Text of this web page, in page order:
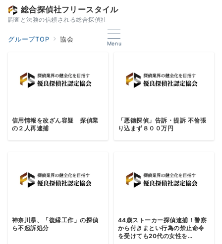
総合探偵社フリースタイル
調査と法務の信頼される総合探偵社
Menu
グループTOP 協会
信用情報を改ざん容疑 探偵業
の２人再逮捕
「悪徳探偵」告訴・提訴 不倫張
り込まず８００万円
神奈川県、「復縁工作」の探偵
ら不起訴処分
44歳ストーカー探偵逮捕！警察
から付きまとい行為の禁止命令
を受けても20代の女性を…